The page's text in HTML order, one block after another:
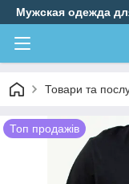
Мужская одежда
Товари та
Топ продажів